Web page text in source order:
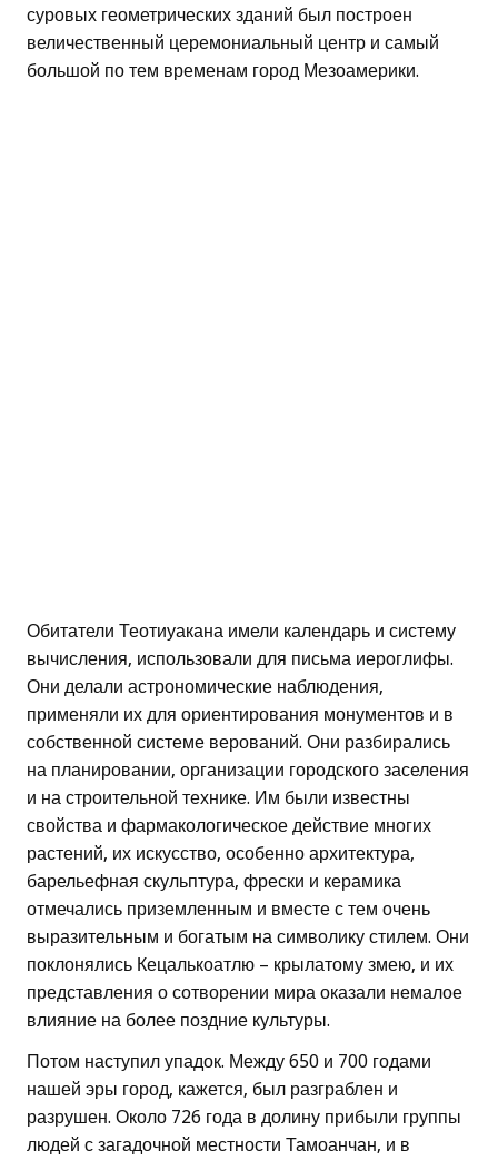
суровых геометрических зданий был построен
величественный церемониальный центр и самый
большой по тем временам город Мезоамерики.
Обитатели Теотиуакана имели календарь и систему
вычисления, использовали для письма иероглифы.
Они делали астрономические наблюдения,
применяли их для ориентирования монументов и в
собственной системе верований. Они разбирались
на планировании, организации городского заселения
и на строительной технике. Им были известны
свойства и фармакологическое действие многих
растений, их искусство, особенно архитектура,
барельефная скульптура, фрески и керамика
отмечались приземленным и вместе с тем очень
выразительным и богатым на символику стилем. Они
поклонялись Кецалькоатлю – крылатому змею, и их
представления о сотворении мира оказали немалое
влияние на более поздние культуры.
Потом наступил упадок. Между 650 и 700 годами
нашей эры город, кажется, был разграблен и
разрушен. Около 726 года в долину прибыли группы
людей с загадочной местности Тамоанчан, и в